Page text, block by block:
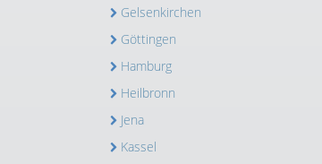
Gelsenkirchen
Göttingen
Hamburg
Heilbronn
Jena
Kassel